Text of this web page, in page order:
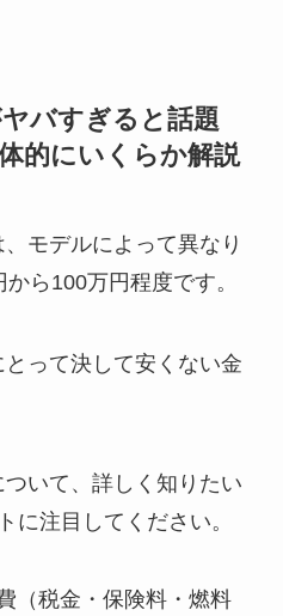
バすぎると話題
的にいくらか解説
モデルによって異なり
ら100万円程度です。
って決して安くない金
いて、詳しく知りたい
に注目してください。
（税金・保険料・燃料